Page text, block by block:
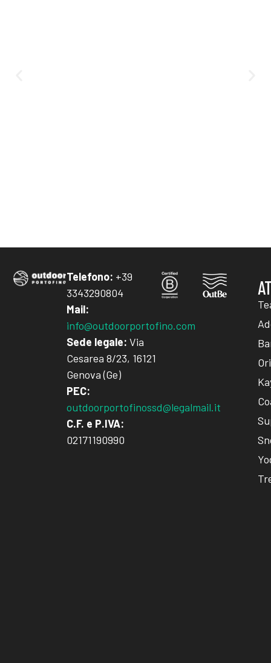
Telefono: +39
3343290804
Mail:
info@outdoorportofino.com
Sede legale: Via
Cesarea 8/23, 16121
Genova (Ge)
PEC:
outdoorportofinossd@legalmail.it
C.F. e P.IVA:
02171190990